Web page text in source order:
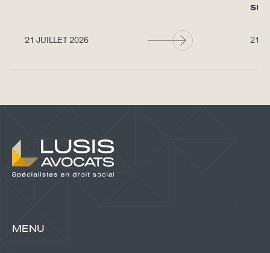
21 JUILLET 2026 21
MENU